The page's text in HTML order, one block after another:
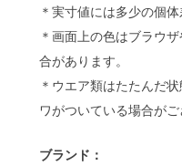
＊実寸値には多少の個
＊画面上の色はブラウ
合があります。
＊ウエア類はたたんだ
ワがついている場合がご
ブランド：